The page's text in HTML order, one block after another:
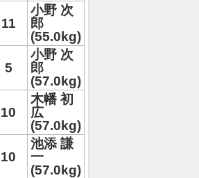
11
小野 次
郎
(55.0kg)
5
小野 次
郎
(57.0kg)
10
木幡 初
広
(57.0kg)
10
池添 謙
一
(57.0kg)